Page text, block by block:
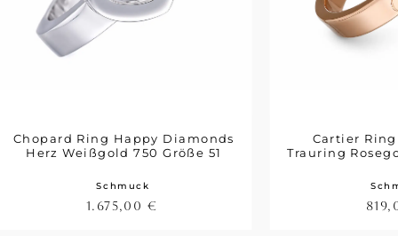
Schmuck
Chopard Ring Happy Diamonds
Herz Weißgold 750 Größe 51
1.675,00 €
Cartier
Trauring